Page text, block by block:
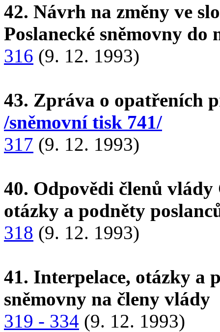
42. Návrh na změny ve
Poslanecké sněmovny
316 (9. 12. 1993)
43. Zpráva o opatřeních
/sněmovní tisk 741/
317 (9. 12. 1993)
40. Odpovědi členů
otázky a podněty
318 (9. 12. 1993)
41. Interpelace, otázky a
sněmovny na členy vlády
319 - 334 (9. 12. 1993)